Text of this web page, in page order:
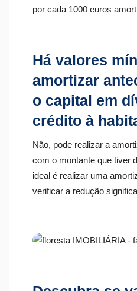
por cada 1000 euros
Há valores
amortizar
o capital em
crédito à
Não, pode realizar a
com o montante que tiver
ideal é realizar uma
verificar a redução